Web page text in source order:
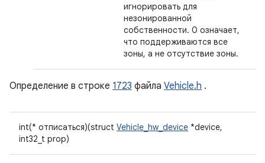
игнорировать для
незонированной
собственности. 0 означает,
что поддерживаются все
зоны, а не отсутствие зоны.
Определение в строке 1723 файла Vehicle.h .
int(* отписаться)(struct Vehicle_hw_device *device,
int32_t prop)